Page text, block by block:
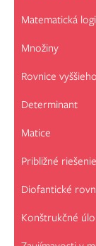
Matematická
Množiny
Rovnice
Determinant
Matice
Približné
Diofantické
Konštrukčné